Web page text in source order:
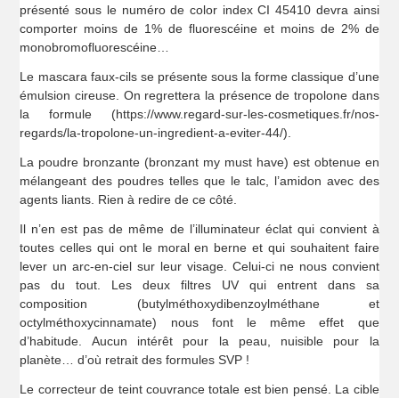
présenté sous le numéro de color index CI 45410 devra ainsi
comporter moins de 1% de fluorescéine et moins de 2% de
monobromofluorescéine…
Le mascara faux-cils se présente sous la forme classique d’une
émulsion cireuse. On regrettera la présence de tropolone dans
la formule (https://www.regard-sur-les-cosmetiques.fr/nos-
regards/la-tropolone-un-ingredient-a-eviter-44/).
La poudre bronzante (bronzant my must have) est obtenue en
mélangeant des poudres telles que le talc, l’amidon avec des
agents liants. Rien à redire de ce côté.
Il n’en est pas de même de l’illuminateur éclat qui convient à
toutes celles qui ont le moral en berne et qui souhaitent faire
lever un arc-en-ciel sur leur visage. Celui-ci ne nous convient
pas du tout. Les deux filtres UV qui entrent dans sa
composition (butylméthoxydibenzoylméthane et
octylméthoxycinnamate) nous font le même effet que
d’habitude. Aucun intérêt pour la peau, nuisible pour la
planète… d’où retrait des formules SVP !
Le correcteur de teint couvrance totale est bien pensé. La cible